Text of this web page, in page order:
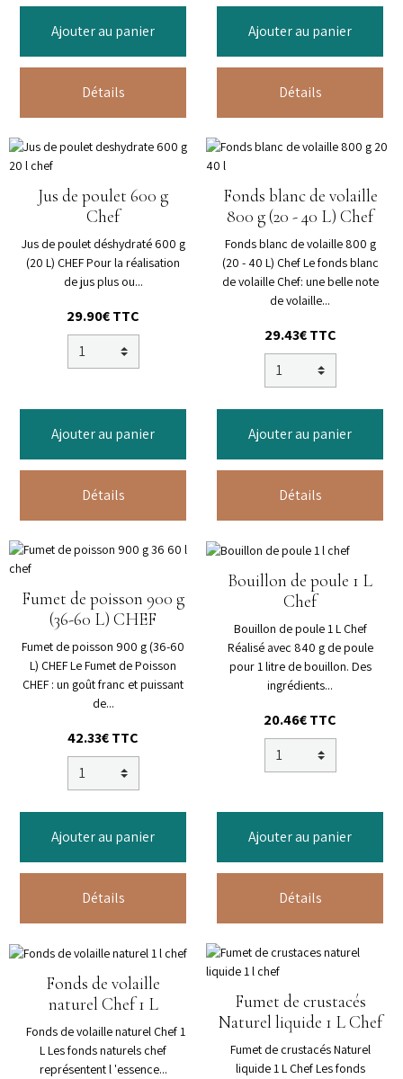
Ajouter au panier
Détails
Ajouter au panier
Détails
Jus de poulet 600 g
Chef
Jus de poulet déshydraté 600 g
(20 L) CHEF Pour la réalisation
de jus plus ou...
29.90€ TTC
Ajouter au panier
Détails
Fonds blanc de volaille
800 g (20 - 40 L) Chef
Fonds blanc de volaille 800 g
(20 - 40 L) Chef Le fonds blanc
de volaille Chef: une belle note
de volaille...
29.43€ TTC
Ajouter au panier
Détails
Fumet de poisson 900 g
(36-60 L) CHEF
Fumet de poisson 900 g (36-60
L) CHEF Le Fumet de Poisson
CHEF : un goût franc et puissant
de...
42.33€ TTC
Ajouter au panier
Détails
Bouillon de poule 1 L
Chef
Bouillon de poule 1 L Chef
Réalisé avec 840 g de poule
pour 1 litre de bouillon. Des
ingrédients...
20.46€ TTC
Ajouter au panier
Détails
Fonds de volaille
naturel Chef 1 L
Fonds de volaille naturel Chef 1
L Les fonds naturels chef
représentent l 'essence...
Fumet de crustacés
Naturel liquide 1 L Chef
Fumet de crustacés Naturel
liquide 1 L Chef Les fonds